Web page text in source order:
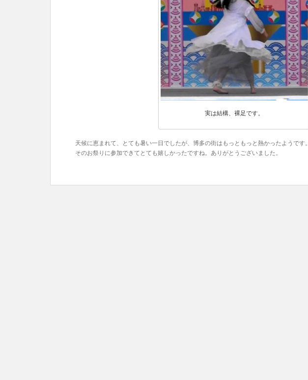
実は結構、裸足です。
天候に恵まれて、とても暑い一日でしたが、博多の街はもっともっと熱かったようです。
そのお祭りに参加できてとても嬉しかったですね。ありがとうございました。